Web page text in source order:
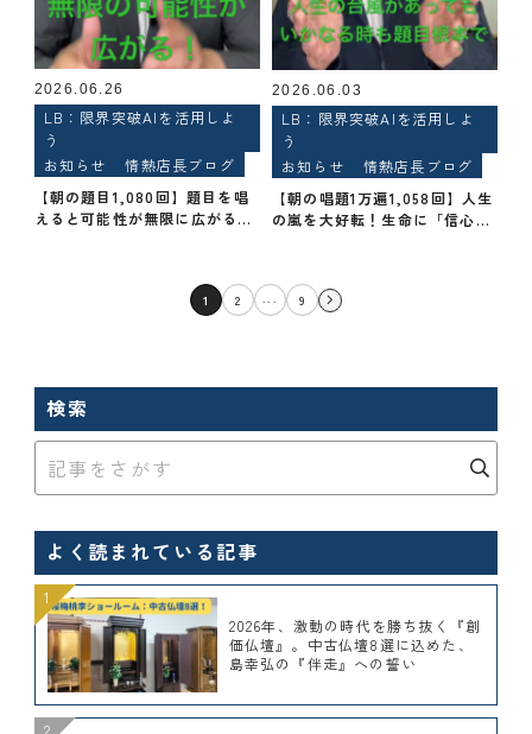
2026.06.26
LB：限界突破AIを活用しよ
う
お知らせ
情熱店長ブログ
【朝の題目1,080回】題目を唱
えると可能性が無限に広がる理
2026.06.03
LB：限界突破AIを活用しよ
う
お知らせ
情熱店長ブログ
【朝の唱題1万遍1,058回】人生
の嵐を大好転！生命に「信心の
1 2 ... 9
検索
よく読まれている記事
2026年、激動の時代を勝ち抜く『創
価仏壇』。中古仏壇8選に込めた、
島幸弘の『伴走』への誓い